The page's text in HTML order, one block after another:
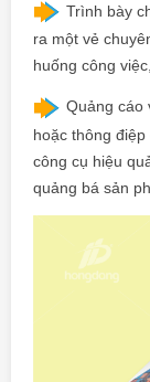
Trình bày
ra một vẻ
huống công
Quảng cáo
hoặc thông
công cụ hiệu
quảng bá sản